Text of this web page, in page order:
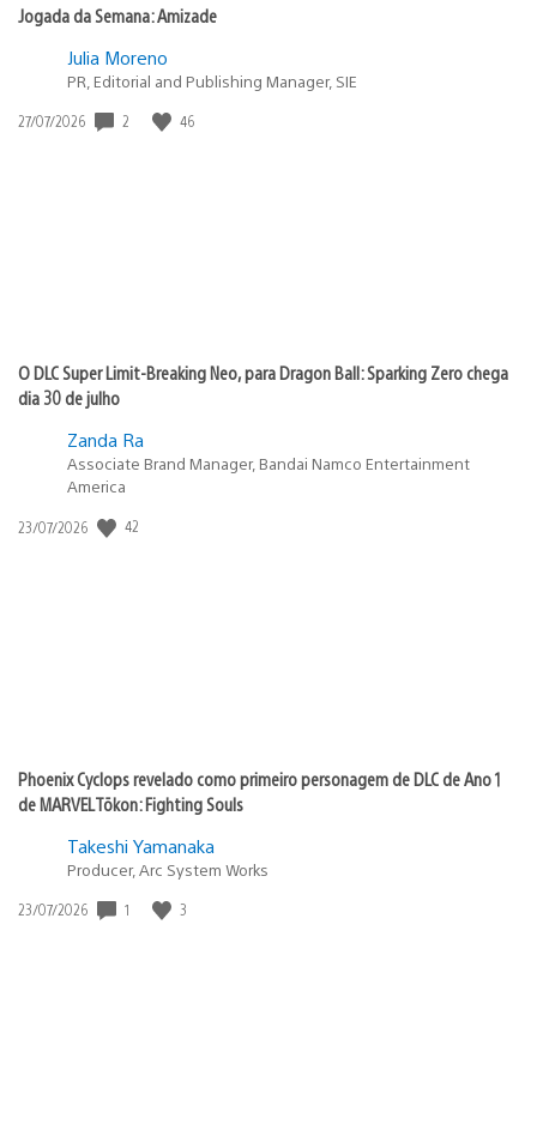
Jogada da Semana: Amizade
Julia Moreno
PR, Editorial and Publishing Manager, SIE
Data
27/07/2026 2 46
O DLC Super Limit-Breaking Neo, para Dragon Ball: Sparking Zero chega
dia 30 de julho
Zanda Ra
Associate Brand Manager, Bandai Namco Entertainment
America
Data
23/07/2026 42
Phoenix Cyclops revelado como primeiro personagem de DLC de Ano 1
de MARVEL Tōkon: Fighting Souls
Takeshi Yamanaka
Producer, Arc System Works
Data
23/07/2026 1 3